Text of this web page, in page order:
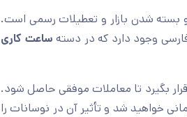
بسته شدن بازار و تعطیلات رسمی است.
وجود دارد که در دسته ساعت کاری
بگیرد تا معاملات موفقی حاصل شود.
خواهید شد و تأثیر آن در نوسانات را